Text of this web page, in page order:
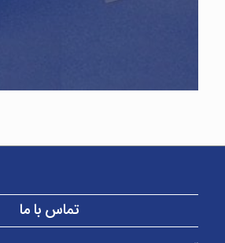
تماس با ما